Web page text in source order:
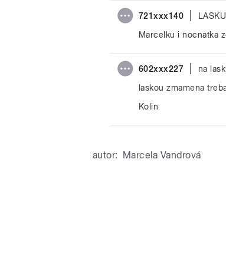
721xxx140
Marcelku i nocnatka
602xxx227
na
laskou zmamena
Kolin
autor: Marcela Vandrová